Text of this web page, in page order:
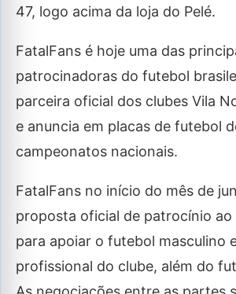
47, logo acima da loja do Pelé.
FatalFans é hoje uma das
patrocinadoras do futebol
parceira oficial dos clubes Vila
e anuncia em placas de futebol
campeonatos nacionais.
FatalFans no início do mês de
proposta oficial de patrocínio
para apoiar o futebol masculino
profissional do clube, além do